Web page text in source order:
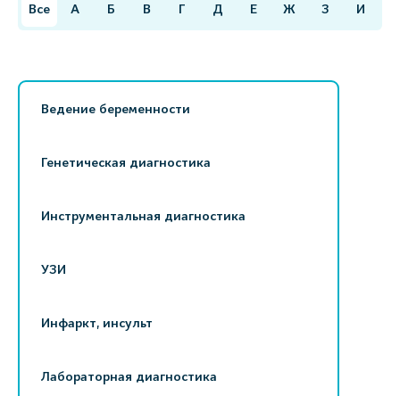
Все А Б В Г Д Е Ж З И
Ведение беременности
Генетическая диагностика
Инструментальная диагностика
УЗИ
Инфаркт, инсульт
Лабораторная диагностика